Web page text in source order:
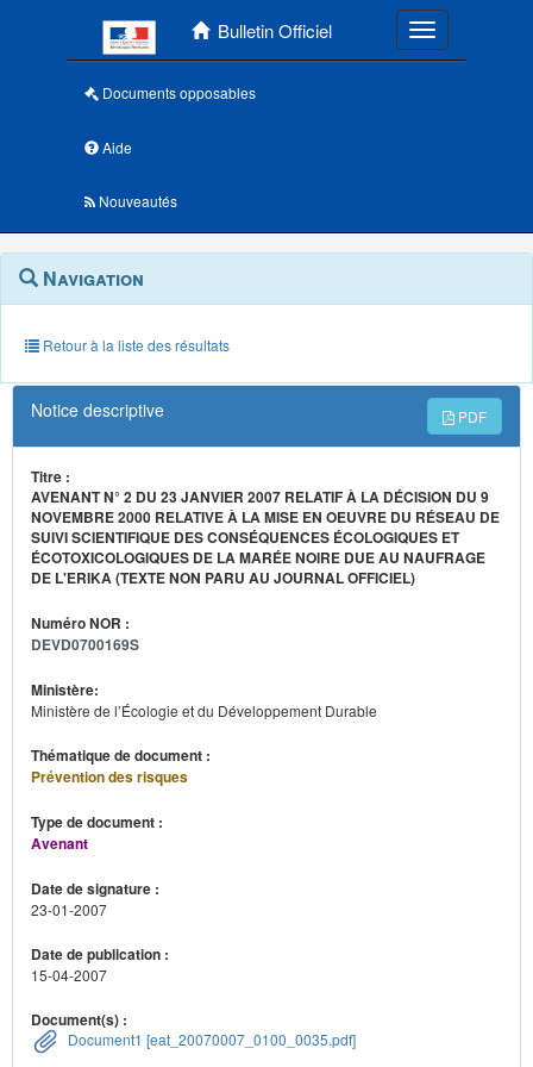
Bulletin Officiel Toggle
Documents opposables
Aide
Nouveautés
Navigation
outils
annexes
Menu
contextuel
Navigation
Retour à la liste des résultats
Notice descriptive PDF
Titre :
AVENANT N° 2 DU 23 JANVIER 2007 RELATIF À LA DÉCISION DU 9
NOVEMBRE 2000 RELATIVE À LA MISE EN OEUVRE DU RÉSEAU DE
SUIVI SCIENTIFIQUE DES CONSÉQUENCES ÉCOLOGIQUES ET
ÉCOTOXICOLOGIQUES DE LA MARÉE NOIRE DUE AU NAUFRAGE
DE L'ERIKA (TEXTE NON PARU AU JOURNAL OFFICIEL)
Numéro NOR :
DEVD0700169S
Ministère:
Ministère de l’Écologie et du Développement Durable
Thématique de document :
Prévention des risques
Type de document :
Avenant
Date de signature :
23-01-2007
Date de publication :
15-04-2007
Document(s) :
Document1 [eat_20070007_0100_0035.pdf]